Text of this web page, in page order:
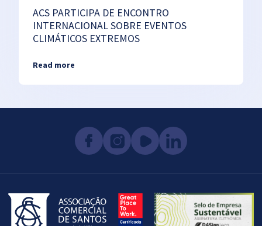
ACS PARTICIPA DE ENCONTRO
INTERNACIONAL SOBRE EVENTOS
CLIMÁTICOS EXTREMOS
Read more